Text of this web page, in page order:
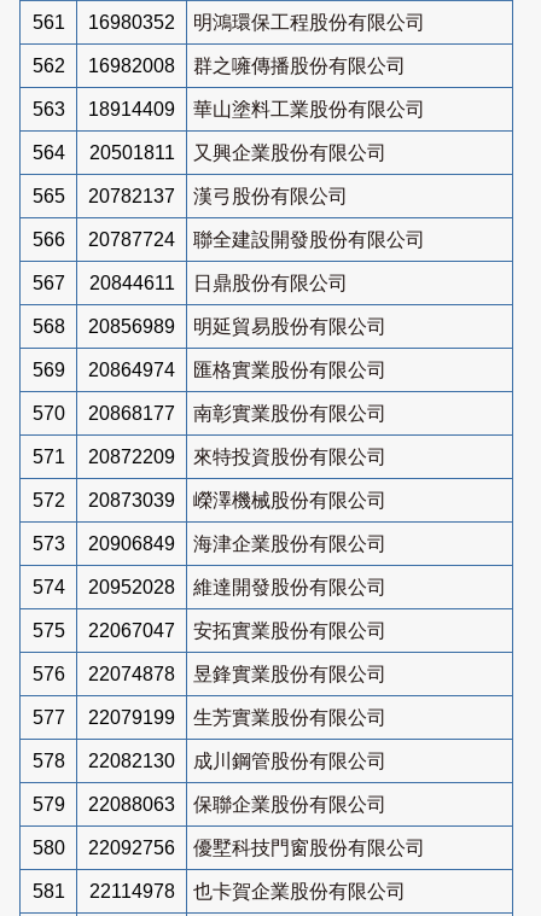
561 16980352 明鴻環保工程股份有限公司
562 16982008 群之噰傳播股份有限公司
563 18914409 華山塗料工業股份有限公司
564 20501811 又興企業股份有限公司
565 20782137 漢弓股份有限公司
566 20787724 聯全建設開發股份有限公司
567 20844611 日鼎股份有限公司
568 20856989 明延貿易股份有限公司
569 20864974 匯格實業股份有限公司
570 20868177 南彰實業股份有限公司
571 20872209 來特投資股份有限公司
572 20873039 嶸澤機械股份有限公司
573 20906849 海津企業股份有限公司
574 20952028 維達開發股份有限公司
575 22067047 安拓實業股份有限公司
576 22074878 昱鋒實業股份有限公司
577 22079199 生芳實業股份有限公司
578 22082130 成川鋼管股份有限公司
579 22088063 保聯企業股份有限公司
580 22092756 優墅科技門窗股份有限公司
581 22114978 也卡賀企業股份有限公司